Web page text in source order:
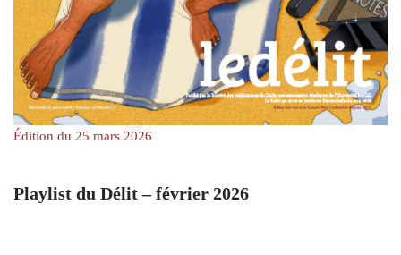
Édition du 25 mars 2026
Playlist du Délit – février 2026